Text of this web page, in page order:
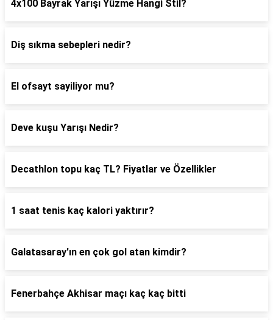
4x100 Bayrak Yarışı Yüzme Hangi Stil?
Diş sıkma sebepleri nedir?
El ofsayt sayiliyor mu?
Deve kuşu Yarışı Nedir?
Decathlon topu kaç TL? Fiyatlar ve Özellikler
1 saat tenis kaç kalori yaktırır?
Galatasaray'ın en çok gol atan kimdir?
Fenerbahçe Akhisar maçı kaç kaç bitti